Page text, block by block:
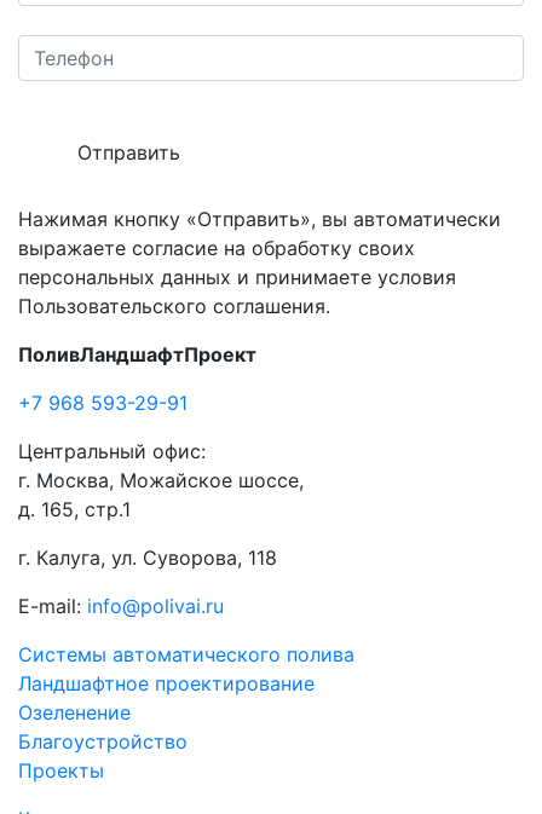
Отправить
Нажимая кнопку «Отправить», вы автоматически
выражаете согласие на обработку своих
персональных данных и принимаете условия
Пользовательского соглашения.
ПоливЛандшафтПроект
+7 968 593-29-91
Центральный офис:
г. Москва, Можайское шоссе,
д. 165, стр.1
г. Калуга, ул. Суворова, 118
E-mail: info@polivai.ru
Системы автоматического полива
Ландшафтное проектирование
Озеленение
Благоустройство
Проекты